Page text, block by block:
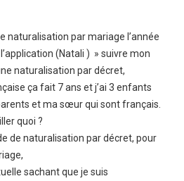
naturalisation par mariage l’année
(Natali ) » suivre mon
naturalisation par décret,
ça fait 7 ans et j’ai 3 enfants
et ma sœur qui sont français.
quoi ?
de naturalisation par décret, pour
sachant que je suis